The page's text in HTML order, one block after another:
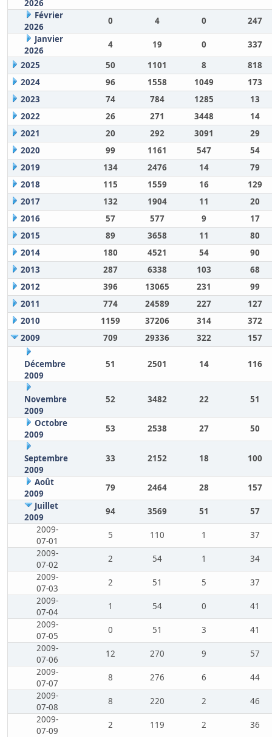
2026
Février
2026
0 4 0
247
Janvier
2026
4 19 0
337
2025
50 1101 8
818
2024
96 1558 1049
173
2023
74 784 1285
13
2022
26 271 3448
14
2021
20 292 3091
29
2020
99 1161 547
54
2019
134 2476 14
79
2018
115 1559 16
129
2017
132 1904 11
20
2016
57 577 9
17
2015
89 3658 11
80
2014
180 4521 54
90
2013
287 6338 103
68
2012
396 13065 231
99
2011
774 24589 227
127
2010
1159 37206 314
372
2009
709 29336 322 157
Décembre
2009
51 2501 14 116
Novembre
2009
52 3482 22 51
Octobre
2009
53 2538 27 50
Septembre
2009
33 2152 18 100
Août
2009
79 2464 28
157
Juillet
2009
94 3569 51
57
2009-
07-01
5 110 1
37
2009-
07-02
2 54 1
34
2009-
07-03
2 51 5
37
2009-
07-04
1 54 0
41
2009-
07-05
0 51 3
41
2009-
07-06
12 270 9
57
2009-
07-07
8 276 6
44
2009-
07-08
8 220 2
46
2009-
07-09
2 119 2
36